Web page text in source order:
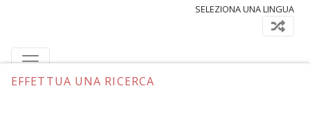
SELEZIONA UNA LINGUA
EFFETTUA UNA RICERCA